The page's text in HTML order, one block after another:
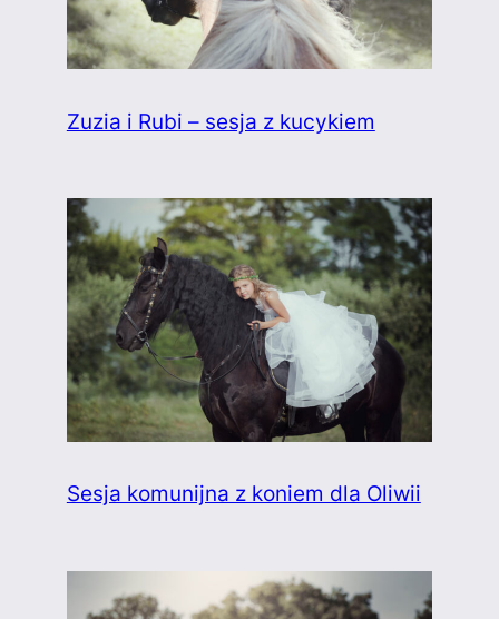
Zuzia i Rubi – sesja z kucykiem
Sesja komunijna z koniem dla Oliwii